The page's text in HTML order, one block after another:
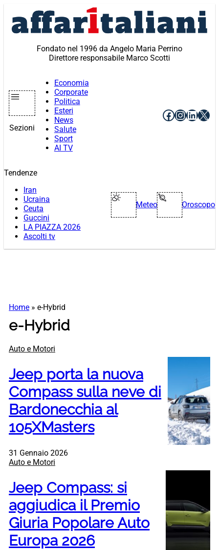
contenuto
Fondato nel 1996 da Angelo Maria Perrino
Direttore responsabile Marco Scotti
Sezioni
Economia
Corporate
Politica
Esteri
News
Salute
Sport
AI TV
Facebook
X
Tendenze
Iran
Ucraina
Ceuta
Guccini
LA PIAZZA 2026
Ascolti tv
Meteo Oroscopo
Home » e-Hybrid
e-Hybrid
Auto e Motori
Jeep porta la nuova
Compass sulla neve di
Bardonecchia al
105XMasters
31 Gennaio 2026
Auto e Motori
Jeep Compass: si
aggiudica il Premio
Giuria Popolare Auto
Europa 2026